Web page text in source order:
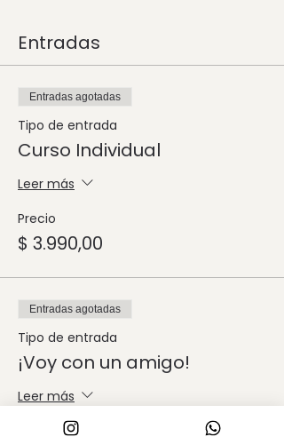
Entradas
Entradas agotadas
Tipo de entrada
Curso Individual
Leer más
Precio
$ 3.990,00
Entradas agotadas
Tipo de entrada
¡Voy con un amigo!
Leer más